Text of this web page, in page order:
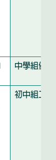
中學組優異
初中組二等